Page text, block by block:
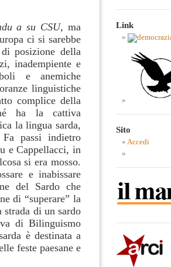
a su CSU, ma
ci si sarebbe
posizione della
inadempiente e
e anemiche
linguistiche
complice della
ha la cattiva
la lingua sarda,
passi indietro
e Cappellacci, in
si era mosso.
e inabissare
del Sardo che
di “superare” la
strada di un sardo
di Bilinguismo
è destinata a
feste paesane e
Link
Sito
Accedi